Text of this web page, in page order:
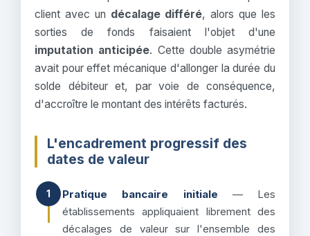
client avec un décalage différé, alors que les
sorties de fonds faisaient l'objet d'une
imputation anticipée. Cette double asymétrie
avait pour effet mécanique d'allonger la durée du
solde débiteur et, par voie de conséquence,
d'accroître le montant des intérêts facturés.
L'encadrement progressif des
dates de valeur
1 Pratique bancaire initiale — Les
établissements appliquaient librement des
décalages de valeur sur l'ensemble des